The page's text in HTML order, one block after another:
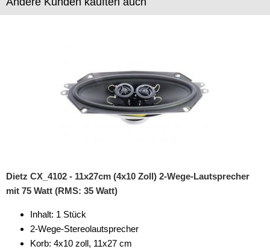
Radiorahmen
Batterien
Kabel
Dietz CX_4102 - 11x27cm (4x10 Zoll) 2-Wege-Lautsprecher
mit 75 Watt (RMS: 35 Watt)
Inhalt: 1 Stück
2-Wege-Stereolautsprecher
Korb: 4x10 zoll, 11x27 cm